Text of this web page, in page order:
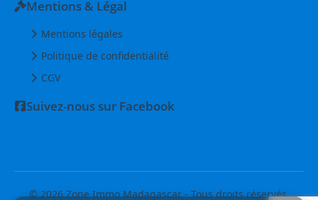
Mentions & Légal
Mentions légales
Politique de confidentialité
CGV
Suivez-nous sur Facebook
© 2026 Zone Immo Madagascar - Tous droits réservés.